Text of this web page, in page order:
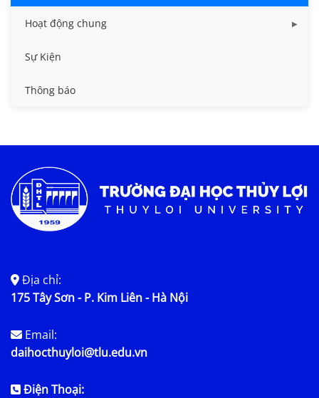
Hoạt động chung
Tin công tác sinh viên
Tin đào tạo
Tin tức chung
Sự Kiện
Thông báo
Địa chỉ:
175 Tây Sơn - P. Kim Liên - Hà Nội
Email:
daihocthuyloi@tlu.edu.vn
Điện Thoại: